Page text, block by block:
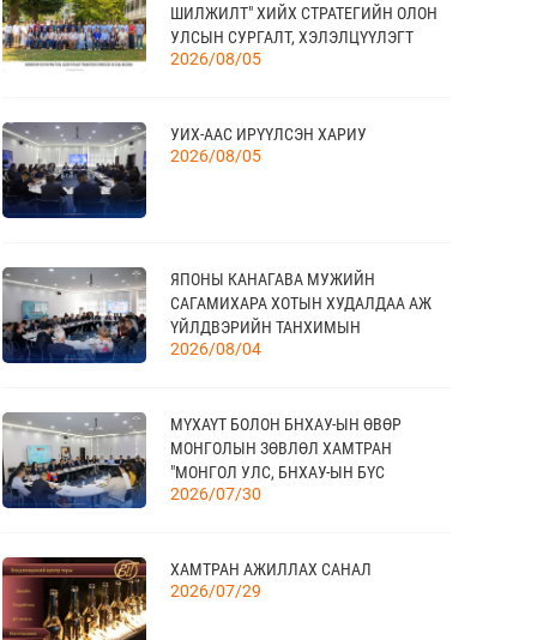
17
09 сар
“УЛААНБААТАР ТҮНШЛЭЛ 2026”
ХҮНСНИЙ САЛБАРЫН ОЛОН УЛСЫН
ҮЗЭСГЭЛЭН
20
09 сар
КАНАД УЛС - ТОРОНТО ХОТЫН БИЗНЕС
АЯЛАЛ
21
10 сар
TEX+ VISION KOREA
04
11 сар
“BAZAAR BERLIN 2026” ОЛОН УЛСЫН
ҮЗЭСГЭЛЭН
23
11 сар
CANADIAN WESTERN AGRIBITION ХӨДӨӨ
АЖ АХУЙН САЛБАРЫН ҮЗЭСГЭЛЭН
ШИЛЖИЛТ" ХИЙХ СТРАТЕГИЙН ОЛОН
УЛСЫН СУРГАЛТ, ХЭЛЭЛЦҮҮЛЭГТ
ОРОЛЦЛОО
2026/08/05
УИХ-ААС ИРҮҮЛСЭН ХАРИУ
2026/08/05
ЯПОНЫ КАНАГАВА МУЖИЙН
САГАМИХАРА ХОТЫН ХУДАЛДАА АЖ
ҮЙЛДВЭРИЙН ТАНХИМЫН
ТӨЛӨӨЛӨГЧИД МОНГОЛЫН
2026/08/04
МҮХАҮТ БОЛОН БНХАУ-ЫН ӨВӨР
МОНГОЛЫН ЗӨВЛӨЛ ХАМТРАН
"МОНГОЛ УЛС, БНХАУ-ЫН БҮС
НУТГИЙН ЭДИЙН ЗАСАГ, ХАМТЫН
2026/07/30
ХАМТРАН АЖИЛЛАХ САНАЛ
2026/07/29